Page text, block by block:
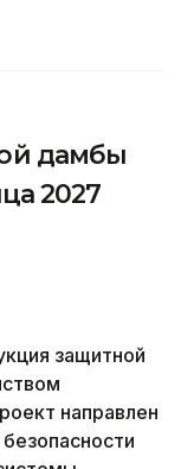
дамбы
2027
защитной
направлен